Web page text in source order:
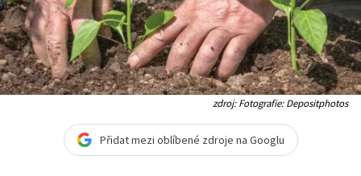
zdroj: Fotografie: Depositphotos
Přidat mezi oblíbené zdroje na Googlu